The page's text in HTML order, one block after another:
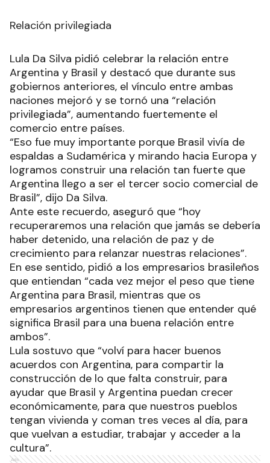
Relación privilegiada
Lula Da Silva pidió celebrar la relación entre
Argentina y Brasil y destacó que durante sus
gobiernos anteriores, el vínculo entre ambas
naciones mejoró y se tornó una “relación
privilegiada”, aumentando fuertemente el
comercio entre países.
“Eso fue muy importante porque Brasil vivía de
espaldas a Sudamérica y mirando hacia Europa y
logramos construir una relación tan fuerte que
Argentina llego a ser el tercer socio comercial de
Brasil”, dijo Da Silva.
Ante este recuerdo, aseguró que “hoy
recuperaremos una relación que jamás se debería
haber detenido, una relación de paz y de
crecimiento para relanzar nuestras relaciones”.
En ese sentido, pidió a los empresarios brasileños
que entiendan “cada vez mejor el peso que tiene
Argentina para Brasil, mientras que os
empresarios argentinos tienen que entender qué
significa Brasil para una buena relación entre
ambos”.
Lula sostuvo que “volví para hacer buenos
acuerdos con Argentina, para compartir la
construcción de lo que falta construir, para
ayudar que Brasil y Argentina puedan crecer
económicamente, para que nuestros pueblos
tengan vivienda y coman tres veces al día, para
que vuelvan a estudiar, trabajar y acceder a la
cultura”.
Ads